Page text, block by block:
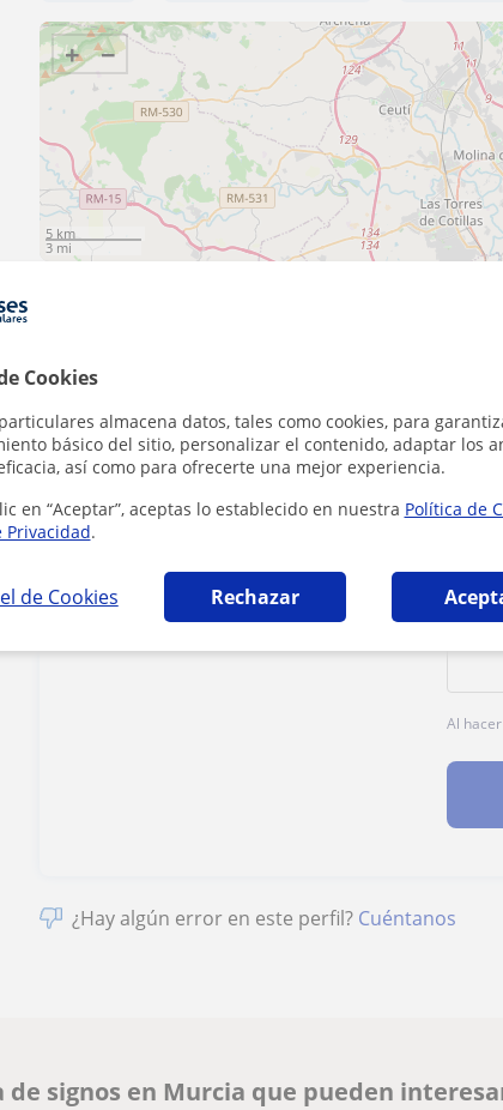
Cookies
almacena datos, tales como cookies, para
básico del sitio, personalizar el contenido, adaptar los
así como para ofrecerte una mejor experiencia.
en “Aceptar”, aceptas lo establecido en nuestra Política de
Privacidad.
de Cookies Rechazar
+ −
5 km
3 mi
Contacta con Irene
Tarifa 10 €/h
1ª clase gratis
Al
¿Hay algún error en este perfil? Cuéntanos
de signos en Murcia que pueden